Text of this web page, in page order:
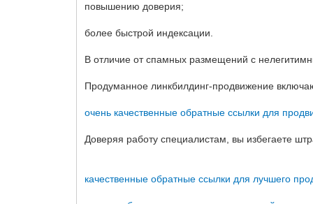
повышению доверия;
более быстрой индексации.
В отличие от спамных размещений с
Продуманное линкбилдинг-продвижение
очень качественные обратные ссылки для
Доверяя работу специалистам, вы избегаете
качественные обратные ссылки для лучшего